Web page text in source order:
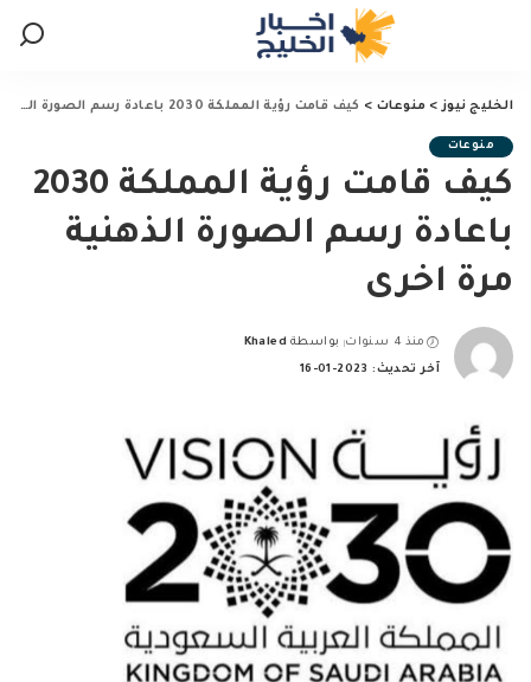
الخليج نيوز> منوعات > كيف قامت رؤية المملكة 2030 باعادة رسم الصورة الذهنية مرة اخرى
منوعات
كيف قامت رؤية المملكة 2030
باعادة رسم الصورة الذهنية
مرة اخرى
منذ 4 سنوات
Posted
by
بواسطة Khaled
آخر تحديث: 2023-01-16